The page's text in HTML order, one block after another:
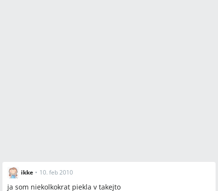
ikke • 10. feb 2010
ja som niekolkokrat piekla v takejto